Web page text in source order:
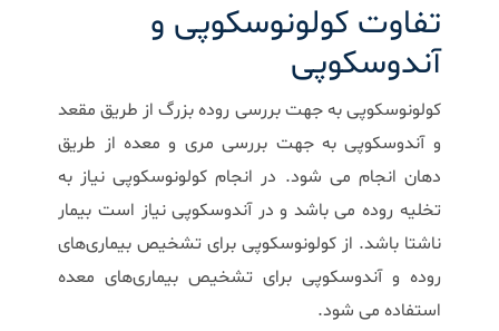
تفاوت کولونوسکوپی و
آندوسکوپی
کولونوسکوپی به جهت بررسی روده بزرگ از طریق مقعد
و آندوسکوپی به جهت بررسی مری و معده از طریق
دهان انجام می شود. در انجام کولونوسکوپی نیاز به
تخلیه روده می باشد و در آندوسکوپی نیاز است بیمار
ناشتا باشد. از کولونوسکوپی برای تشخیص بیماری‌های
روده و آندوسکوپی برای تشخیص بیماری‌های معده
استفاده می شود.